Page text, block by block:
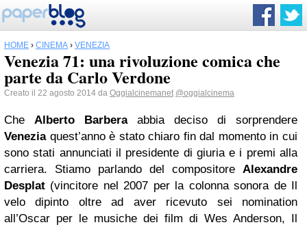
HOME › CINEMA › VENEZIA
Venezia 71: una rivoluzione comica che
parte da Carlo Verdone
Creato il 22 agosto 2014 da Oggialcinemanet @oggialcinema
Che Alberto Barberaabbia deciso di sorprendere
Veneziaquest’anno è stato chiaro fin dal momento in cui
sono stati annunciati il presidente di giuria e i premi alla
carriera. Stiamo parlando del compositore Alexandre
Desplat (vincitore nel 2007 per la colonna sonora de Il
velo dipinto oltre ad aver ricevuto sei nomination
all’Oscar per le musiche dei film di Wes Anderson, Il